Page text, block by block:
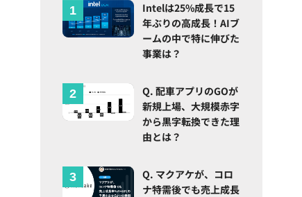
Intelは25%成長で15
年ぶりの高成長！AIブ
ームの中で特に伸びた
事業は？
Q. 配車アプリのGOが
新規上場、大規模赤字
から黒字転換できた理
由とは？
Q. マクアケが、コロ
ナ特需後でも売上成長